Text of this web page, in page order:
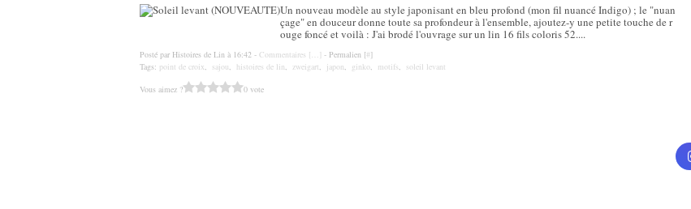
Un nouveau modèle au style japonisant en bleu profond (mon fil nuancé Indigo) ; le "nuan
çage" en douceur donne toute sa profondeur à l'ensemble, ajoutez-y une petite touche de r
ouge foncé et voilà : J'ai brodé l'ouvrage sur un lin 16 fils coloris 52....
Posté par Histoires de Lin à 16:42 - Commentaires [… - Permalien [#]
Tags: point de croix, sajou, histoires de lin, zweigart, japon, ginko, motifs, soleil levant
Vous aimez ?
0 vote